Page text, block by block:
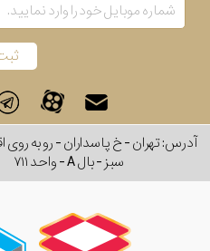
سبز - بال A - واحد ۷۱۱